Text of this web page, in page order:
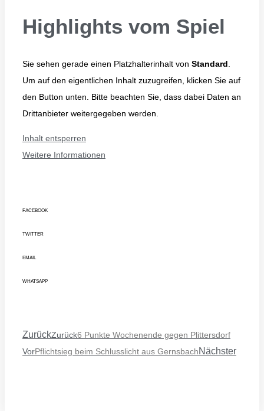
Highlights vom Spiel
Sie sehen gerade einen Platzhalterinhalt von Standard
Um auf den eigentlichen Inhalt zuzugreifen, klicken Sie auf
den Button unten. Bitte beachten Sie, dass dabei Daten an
Drittanbieter weitergegeben werden.
Inhalt entsperren
Weitere Informationen
FACEBOOK
TWITTER
EMAIL
WHATSAPP
ZurückZurück6 Punkte Wochenende gegen Plittersdorf
VorPflichtsieg beim Schlusslicht aus GernsbachNächster